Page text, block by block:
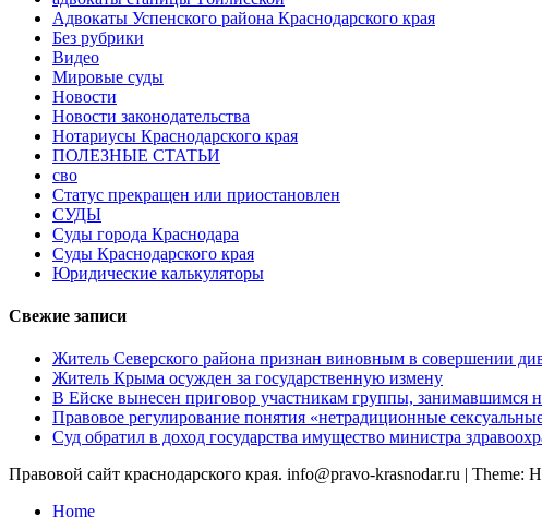
Адвокаты Успенского района Краснодарского края
Без рубрики
Видео
Мировые суды
Новости
Новости законодательства
Нотариусы Краснодарского края
ПОЛЕЗНЫЕ СТАТЬИ
сво
Статус прекращен или приостановлен
СУДЫ
Суды города Краснодара
Суды Краснодарского края
Юридические калькуляторы
Свежие записи
Житель Северского района признан виновным в совершении
Житель Крыма осужден за государственную измену
В Ейске вынесен приговор участникам группы, занимавшимся
Правовое регулирование понятия «нетрадиционные
Суд обратил в доход государства имущество министра
Правовой сайт краснодарского края. info@pravo-krasnodar.ru | Theme:
Home